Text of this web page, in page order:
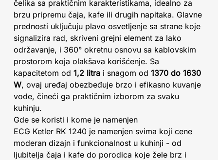
čelika sa praktičnim karakteristikama, idealno za
brzu pripremu čaja, kafe ili drugih napitaka. Glavne
prednosti uključuju plavo osvetljenje sa strane koje
signalizira rad, skriveni grejni element za lako
održavanje, i 360° okretnu osnovu sa kablovskim
prostorom koja olakšava korišćenje. Sa
kapacitetom od 1,2 litra i snagom od 1370 do 1630
W, ovaj uređaj obezbeđuje brzo i efikasno kuvanje
vode, čineći ga praktičnim izborom za svaku
kuhinju.
Gde se koristi i kome je namenjen
ECG Ketler RK 1240 je namenjen svima koji cene
moderan dizajn i funkcionalnost u kuhinji - od
ljubitelja čaja i kafe do porodica koje žele brz i